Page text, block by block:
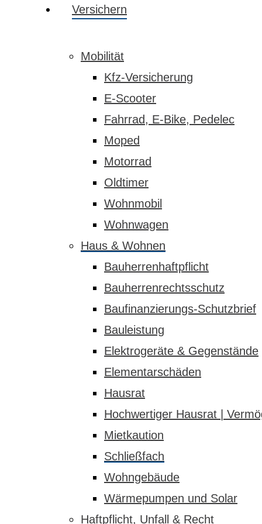
Menu
search
Menu Versichern
Mobilität
Kfz-Versicherung
E-Scooter
Fahrrad, E-Bike, Pedelec
Moped
Motorrad
Oldtimer
Wohnmobil
Wohnwagen
Haus & Wohnen
Bauherrenhaftpflicht
Bauherrenrechtsschutz
Baufinanzierungs-Schutzbrief
Bauleistung
Elektrogeräte & Gegenstände
Elementarschäden
Hausrat
Hochwertiger Hausrat |
Mietkaution
Schließfach
Wohngebäude
Wärmepumpen und Solar
Haftpflicht, Unfall & Recht